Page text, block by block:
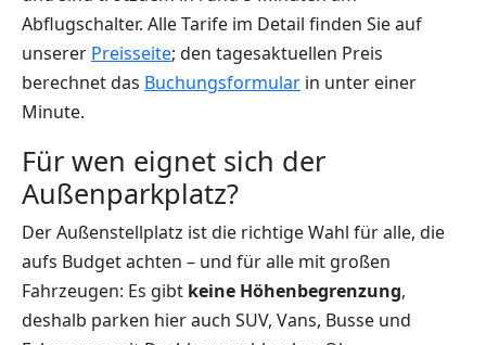
Abflugschalter. Alle Tarife im Detail finden Sie auf
unserer Preisseite; den tagesaktuellen Preis
berechnet das Buchungsformular in unter einer
Minute.
Für wen eignet sich der
Außenparkplatz?
Der Außenstellplatz ist die richtige Wahl für alle, die
aufs Budget achten – und für alle mit großen
Fahrzeugen: Es gibt keine Höhenbegrenzung,
deshalb parken hier auch SUV, Vans, Busse und